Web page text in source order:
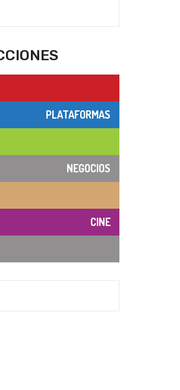
PLATAFORMAS
NEGOCIOS
CINE